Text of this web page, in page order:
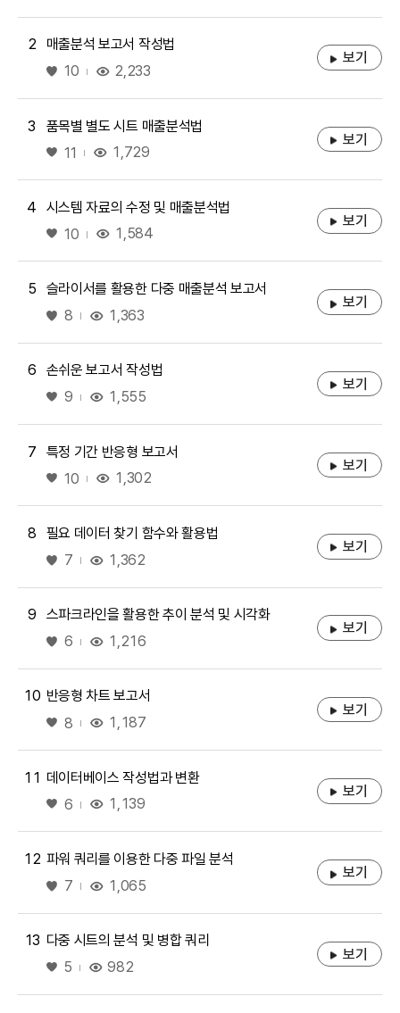
2
매출분석 보고서 작성법
좋아요
10 2,233
보기
3
품목별 별도 시트 매출분석법
좋아요
11 1,729
보기
4
시스템 자료의 수정 및 매출분석법
좋아요
10 1,584
보기
5
슬라이서를 활용한 다중 매출분석 보고서
좋아요
8 1,363
보기
6
손쉬운 보고서 작성법
좋아요
9 1,555
보기
7
특정 기간 반응형 보고서
좋아요
10 1,302
보기
8
필요 데이터 찾기 함수와 활용법
좋아요
7 1,362
보기
9
스파크라인을 활용한 추이 분석 및 시각화
좋아요
6 1,216
보기
10 반응형 차트 보고서
좋아요
8 1,187
보기
11 데이터베이스 작성법과 변환
좋아요
6 1,139
보기
12 파워 쿼리를 이용한 다중 파일 분석
좋아요
7 1,065
보기
13 다중 시트의 분석 및 병합 쿼리
좋아요
5 982
보기